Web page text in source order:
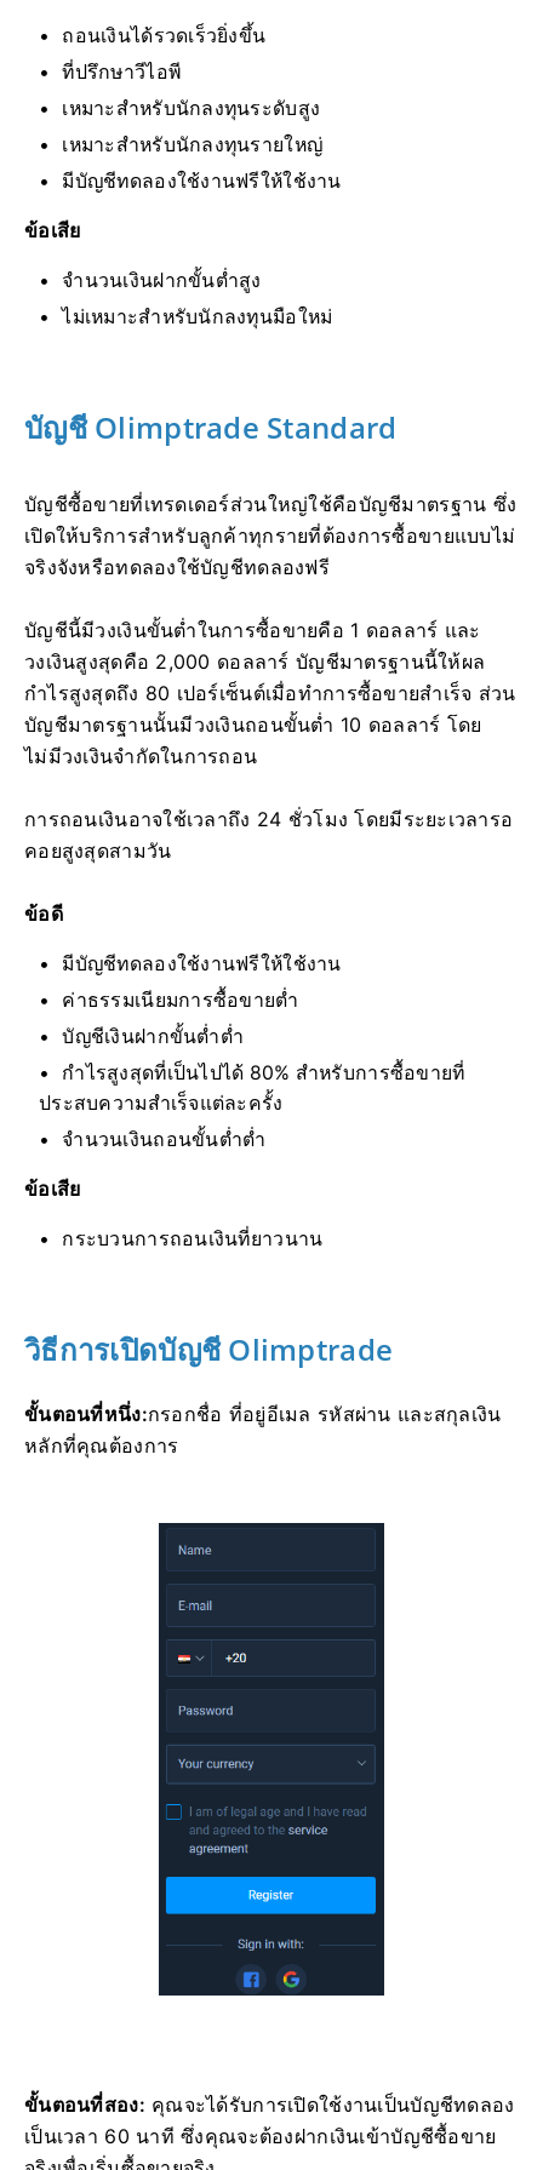
ถอนเงินได้รวดเร็วยิ่งขึ้น
ที่ปรึกษาวีไอพี
เหมาะสำหรับนักลงทุนระดับสูง
เหมาะสำหรับนักลงทุนรายใหญ่
มีบัญชีทดลองใช้งานฟรีให้ใช้งาน
ข้อเสีย
จำนวนเงินฝากขั้นต่ำสูง
ไม่เหมาะสำหรับนักลงทุนมือใหม่
บัญชี Olimptrade Standard
บัญชีซื้อขายที่เทรดเดอร์ส่วนใหญ่ใช้คือบัญชีมาตรฐาน ซึ่ง
เปิดให้บริการสำหรับลูกค้าทุกรายที่ต้องการซื้อขายแบบไม่
จริงจังหรือทดลองใช้บัญชีทดลองฟรี
บัญชีนี้มีวงเงินขั้นต่ำในการซื้อขายคือ 1 ดอลลาร์ และ
วงเงินสูงสุดคือ 2,000 ดอลลาร์ บัญชีมาตรฐานนี้ให้ผล
กำไรสูงสุดถึง 80 เปอร์เซ็นต์เมื่อทำการซื้อขายสำเร็จ ส่วน
บัญชีมาตรฐานนั้นมีวงเงินถอนขั้นต่ำ 10 ดอลลาร์ โดย
ไม่มีวงเงินจำกัดในการถอน
การถอนเงินอาจใช้เวลาถึง 24 ชั่วโมง โดยมีระยะเวลารอ
คอยสูงสุดสามวัน
ข้อดี
มีบัญชีทดลองใช้งานฟรีให้ใช้งาน
ค่าธรรมเนียมการซื้อขายต่ำ
บัญชีเงินฝากขั้นต่ำต่ำ
กำไรสูงสุดที่เป็นไปได้ 80% สำหรับการซื้อขายที่
ประสบความสำเร็จแต่ละครั้ง
จำนวนเงินถอนขั้นต่ำต่ำ
ข้อเสีย
กระบวนการถอนเงินที่ยาวนาน
วิธีการเปิดบัญชี Olimptrade
ขั้นตอนที่หนึ่ง:กรอกชื่อ ที่อยู่อีเมล รหัสผ่าน และสกุลเงิน
หลักที่คุณต้องการ
ขั้นตอนที่สอง: คุณจะได้รับการเปิดใช้งานเป็นบัญชีทดลอง
เป็นเวลา 60 นาที ซึ่งคุณจะต้องฝากเงินเข้าบัญชีซื้อขาย